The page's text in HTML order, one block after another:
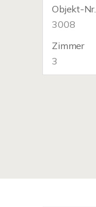
Objekt-Nr.
3008
Zimmer
3